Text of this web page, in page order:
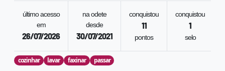
último acesso
em
26/07/2026
na odete
desde
30/07/2021
conquistou
11
pontos
conquistou
1
selo
cozinhar lavar faxinar passar